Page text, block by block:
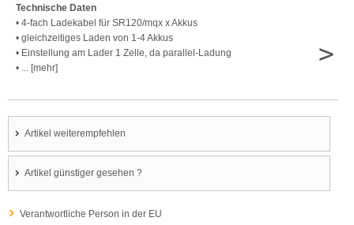
Technische Daten
• 4-fach Ladekabel für SR120/mqx x Akkus
• gleichzeitiges Laden von 1-4 Akkus
• Einstellung am Lader 1 Zelle, da parallel-Ladung
• ... [mehr]
>
Artikel weiterempfehlen
Artikel günstiger gesehen ?
Verantwortliche Person in der EU